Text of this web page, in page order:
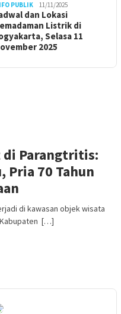
PUBLIK 11/11/2025
dan Lokasi
Listrik di
Selasa 11
2025
di Parangtritis:
Pria 70 Tahun
di kawasan objek wisata
Kabupaten […]